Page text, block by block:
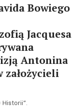
Bowiego
Jacquesa
Antonina
założycieli